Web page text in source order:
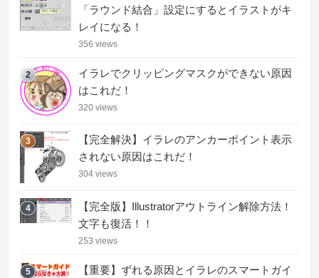
「ラウンド結合」設定にするとイラストがキ
レイになる！
356 views
2
イラレでクリッピングマスクができない原因
はこれだ！
320 views
3
【完全解決】イラレのアンカーポイント表示
されない原因はこれだ！
304 views
4
【完全版】Illustratorアウトライン解除方法！
文字も復活！！
253 views
5
【重要】ずれる原因とイラレのスマートガイ